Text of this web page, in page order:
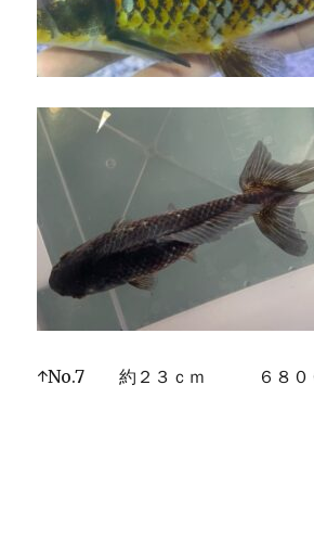
↑No.7 約２３ｃｍ ６８０